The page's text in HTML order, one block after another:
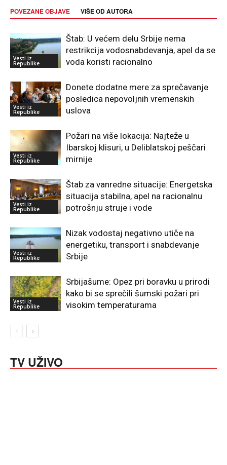
POVEZANE OBJAVE VIŠE OD AUTORA
Vesti iz
Republike
Štab: U većem delu Srbije nema
restrikcija vodosnabdevanja, apel da se
voda koristi racionalno
Vesti iz
Republike
Donete dodatne mere za sprečavanje
posledica nepovoljnih vremenskih
uslova
Vesti iz
Republike
Požari na više lokacija: Najteže u
Ibarskoj klisuri, u Deliblatskoj peščari
mirnije
Vesti iz
Republike
Štab za vanredne situacije: Energetska
situacija stabilna, apel na racionalnu
potrošnju struje i vode
Vesti iz
Republike
Nizak vodostaj negativno utiče na
energetiku, transport i snabdevanje
Srbije
Vesti iz
Republike
Srbijašume: Opez pri boravku u prirodi
kako bi se sprečili šumski požari pri
visokim temperaturama
TV UŽIVO